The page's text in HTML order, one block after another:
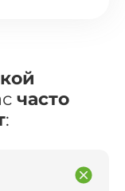
часто
: